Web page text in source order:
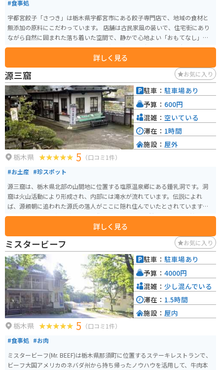
#食事処
宇都宮餃子「さつき」は栃木県宇都宮市にある餃子専門店で、地域の食材と
無添加の原料にこだわっています。 店舗は古民家風の装いで、住宅街にあり
ながら自然に囲まれた落ち着いた空間で、静かで心地よい「おもてなし」を
感じることができます。テーブル席と和室があり、少人数から最大100名様の
団体まで対応可能で、餃子以外にもお膳料理やアルコールもあります。 メニ
ューにはさまざまな種類の餃子があり、無添加餃子、さつき餃子（野菜中
心）、キムチ餃子、野州餃子、青しそ餃子、茶美人餃子などがあり、野菜多
めの餃子やビーガン対応の餃子も提供されています。
詳しく見る
源三窟 お気に入り
栃木県 5 （口コミ1件）
#お土産 #珍スポット
源三窟は、栃木県北部の山間地に位置する塩原温泉郷にある鍾乳洞です。洞
窟は火山活動により形成され、内部には滝水が流れています。伝説によれ
ば、源頼朝に追われた源氏の落人がここに隠れ住んでいたとされています。
洞窟内からは150点ほどの武具が発見され、これらは併設の武具資料館で展示
されており、歴史好きには特におすすめの観光スポットです。 源三窟は、洞
窟の探検や武具資料館の閲覧などが楽しめます。また、周辺は塩原温泉郷で
宿泊や日帰り温泉を楽しむこともでき、小学生の社会科見学などにも利用さ
れています。洞窟内の温度は夏は涼しく、冬は暖かで、全長は約50メートル
です。 入場料は600円で、宿泊した旅館に置いてあるパンフレットを持参す
ると50円引きになります。社長さんによる洞窟の生い立ちや源氏の落人、源
有綱に関する説明を受けた後に洞窟の探検に向かいます。洞窟探検の後は、
資料館で発見された武具を見学することができます。 営業時間は4月から11
月までのAM8:30からPM5:00までなので、冬季はアクセスできません。
詳しく見る
駐車： 駐車場あり
予算： 600円
混雑： 空いている
滞在： 1時間
施設： 屋外
ミスタービーフ お気に入り
栃木県 5 （口コミ1件）
#食事処 #お肉
ミスタービーフ(Mr. BEEF)は栃木県那須町に位置するステーキレストランで、
ビーフ大国アメリカのネバダ州から持ち帰ったノウハウを活用して、牛肉本
駐車： 駐車場あり
予算： 4000円
混雑： 少し混んでいる
滞在： 1.5時間
施設： 屋内